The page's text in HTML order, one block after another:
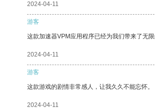
2024-04-11
游客
这款加速器VPM应用程序已经为我们带来了无
2024-04-11
游客
这款游戏的剧情非常感人，让我久久不能忘怀。
2024-04-11